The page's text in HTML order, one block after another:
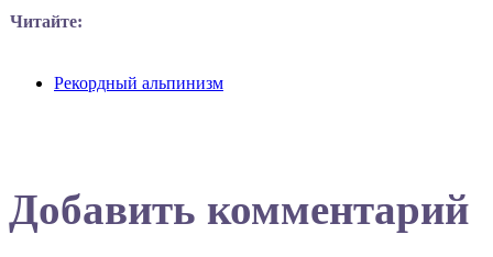
Читайте:
Рекордный альпинизм
Добавить комментарий